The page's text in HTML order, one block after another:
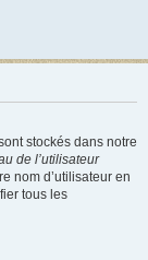
stockés dans notre
de l’utilisateur
nom d’utilisateur en
tous les